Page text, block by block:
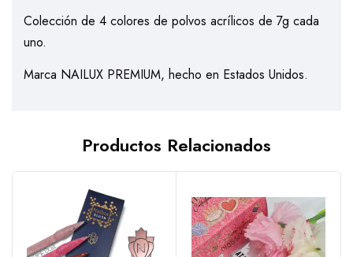
Colección de 4 colores de polvos acrílicos de 7g cada
uno.
Marca NAILUX PREMIUM, hecho en Estados Unidos.
Productos Relacionados